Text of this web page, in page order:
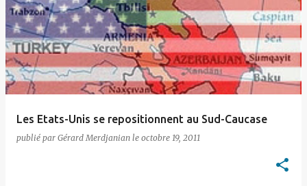
Les Etats-Unis se repositionnent au Sud-Caucase
publié par Gérard Merdjanian le octobre 19, 2011